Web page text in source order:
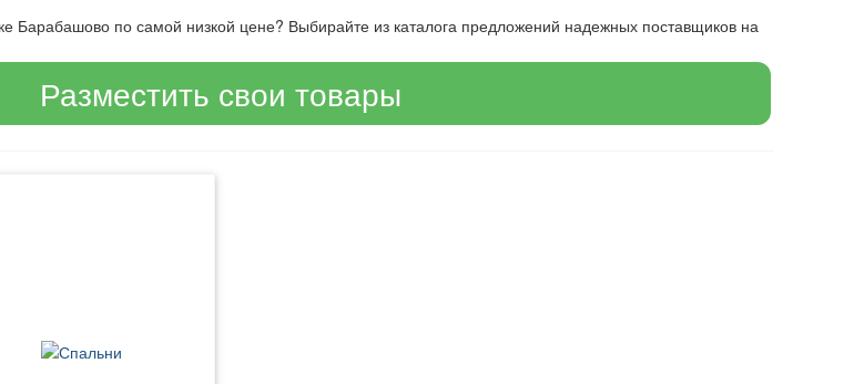
Барабашово по самой низкой цене? Выбирайте из каталога предложений надежных поставщиков на
Разместить свои товары